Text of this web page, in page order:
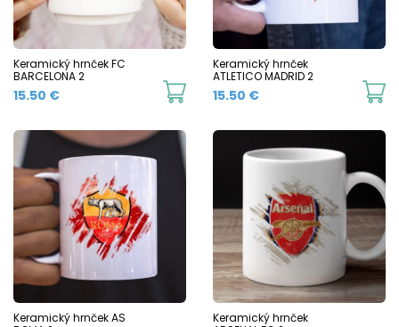
may
be
chosen
on
product
page
Keramický hrnček FC
BARCELONA 2
15.50 €
This
has
multiple
options
may
chosen
Keramický hrnček
ATLETICO MADRID 2
15.50 €
Keramický hrnček AS
Keramický hrnček